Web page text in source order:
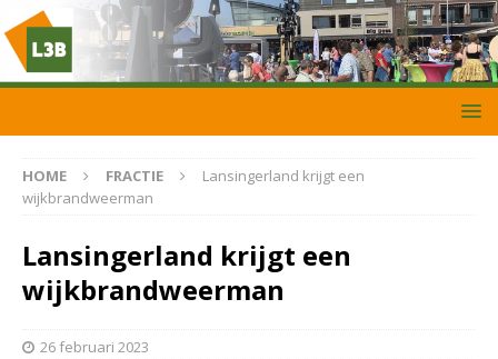
HOME FRACTIE
Lansingerland krijgt een
wijkbrandweerman
Lansingerland krijgt een
wijkbrandweerman
26 februari 2023